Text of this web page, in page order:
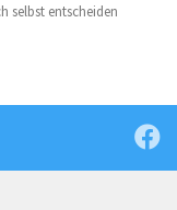
selbst entscheiden